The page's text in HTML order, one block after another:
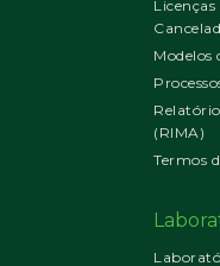
Modelos
(RIMA)
Termos